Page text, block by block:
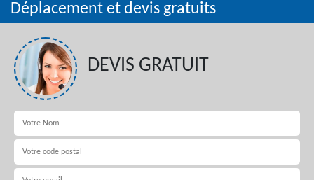
Déplacement et devis gratuits
DEVIS GRATUIT